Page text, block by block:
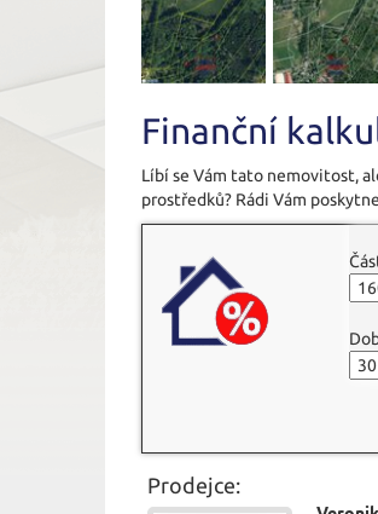
Finanční
Líbí se Vám tato nemovitost,
prostředků? Rádi Vám
Prodejce: